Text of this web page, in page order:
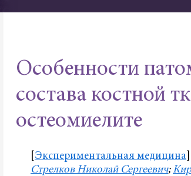
Особенности
состава костной
остеомиелите
Экспериментальная медицина
Стрелков Николай Сергеевич;